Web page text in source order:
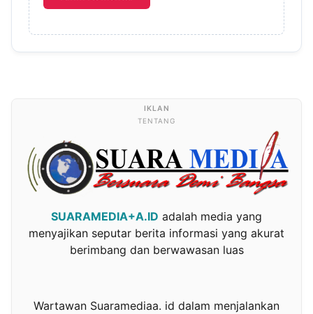
TENTANG
SUARAMEDIA+A.ID adalah media yang
menyajikan seputar berita informasi yang akurat
berimbang dan berwawasan luas
Wartawan Suaramediaa. id dalam menjalankan